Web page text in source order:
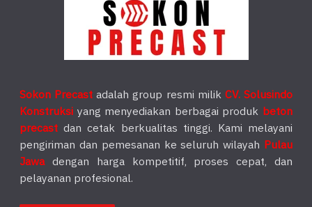
Sokon Precast adalah group resmi milik CV. Solusindo
Konstruksi yang menyediakan berbagai produk beton
precast dan cetak berkualitas tinggi. Kami melayani
pengiriman dan pemesanan ke seluruh wilayah Pulau
Jawadengan harga kompetitif, proses cepat, dan
pelayanan profesional.